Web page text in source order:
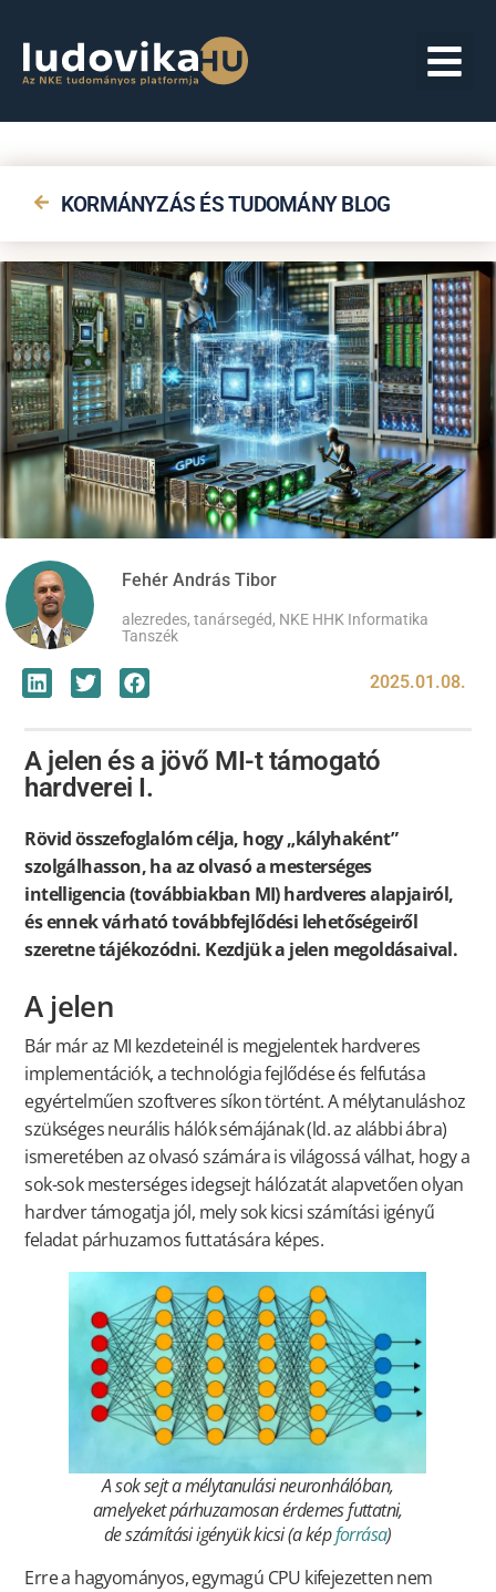
KORMÁNYZÁS ÉS TUDOMÁNY BLOG
Fehér András Tibor
alezredes, tanársegéd, NKE HHK Informatika
Tanszék
2025.01.08.
A jelen és a jövő MI-t támogató
hardverei I.
Rövid összefoglalóm célja, hogy „kályhaként”
szolgálhasson, ha az olvasó a mesterséges
intelligencia (továbbiakban MI) hardveres alapjairól,
és ennek várható továbbfejlődési lehetőségeiről
szeretne tájékozódni. Kezdjük a jelen megoldásaival.
A jelen
Bár már az MI kezdeteinél is megjelentek hardveres
implementációk, a technológia fejlődése és felfutása
egyértelműen szoftveres síkon történt. A mélytanuláshoz
szükséges neurális hálók sémájának (ld. az alábbi ábra)
ismeretében az olvasó számára is világossá válhat, hogy a
sok-sok mesterséges idegsejt hálózatát alapvetően olyan
hardver támogatja jól, mely sok kicsi számítási igényű
feladat párhuzamos futtatására képes.
A sok sejt a mélytanulási neuronhálóban,
amelyeket párhuzamosan érdemes futtatni,
de számítási igényük kicsi (a képforrása)
Erre a hagyományos, egymagú CPU kifejezetten nem